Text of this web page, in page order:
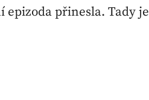
epizoda přinesla. Tady je